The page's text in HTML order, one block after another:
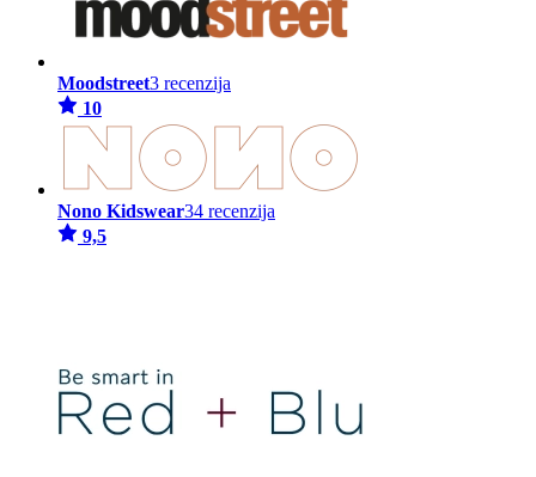
Moodstreet3 recenzija
10
Nono Kidswear34 recenzija
9,5